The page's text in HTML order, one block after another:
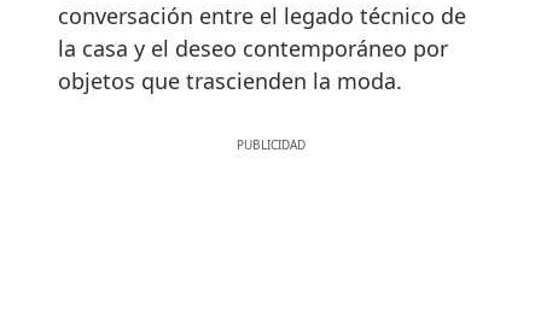
conversación entre el legado técnico de
la casa y el deseo contemporáneo por
objetos que trascienden la moda.